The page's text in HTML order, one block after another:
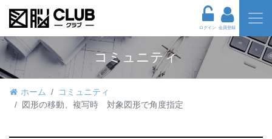
ログイン 会員登録
コミュニティ
ホーム
コミュニティ
図形の移動、複写時 対象図形で角度指定